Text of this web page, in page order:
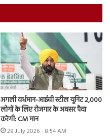
अगली वर्धमान-आईची स्टील यूनिट 2,000
लोगों के लिए रोजगार के अवसर पैदा
करेगी: CM मान
28 July 2026 - 8:54 AM